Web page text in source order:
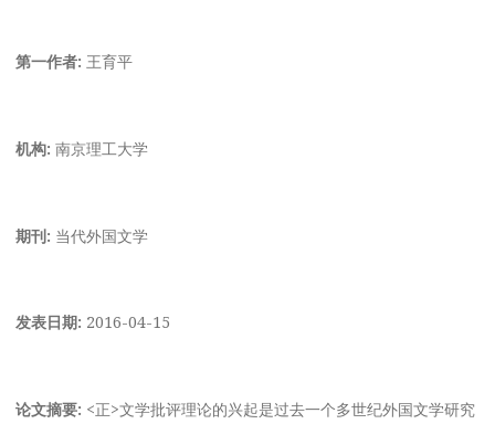
第一作者: 王育平
机构: 南京理工大学
期刊: 当代外国文学
发表日期: 2016-04-15
论文摘要: <正>文学批评理论的兴起是过去一个多世纪外国文学研究